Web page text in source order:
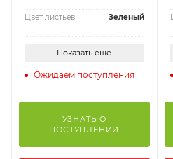
Цвет листьев Зеленый
Показать еще
Ожидаем поступления
УЗНАТЬ О
ПОСТУПЛЕНИИ